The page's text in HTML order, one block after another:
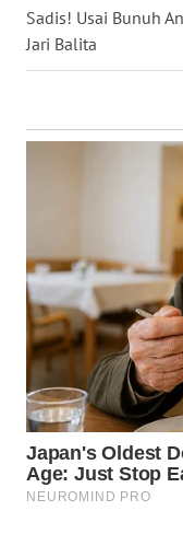
Sadis! Usai Bunuh
Jari Balita
DAIRI
WN
WN
LANGKAT
WN
TAPANULI
SELATAN
TANJUNG
LESUNG